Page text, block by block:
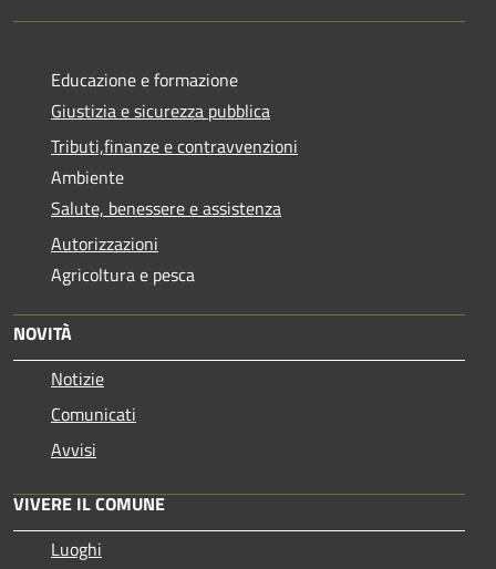
Educazione e formazione
Giustizia e sicurezza pubblica
Tributi,finanze e contravvenzioni
Ambiente
Salute, benessere e assistenza
Autorizzazioni
Agricoltura e pesca
NOVITÀ
Notizie
Comunicati
Avvisi
VIVERE IL COMUNE
Luoghi